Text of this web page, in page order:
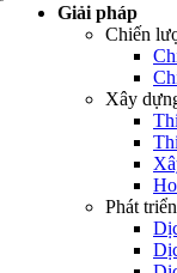
Giải pháp
Chiến
Xây
Phát triển